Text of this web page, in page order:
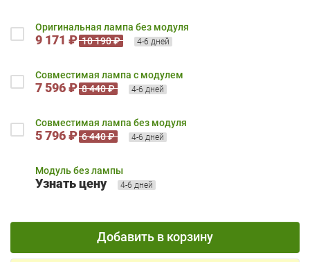
Оригинальная лампа без модуля
9 171 ₽ 10 190 ₽ 4-6 дней
Совместимая лампа с модулем
7 596 ₽ 8 440 ₽ 4-6 дней
Совместимая лампа без модуля
5 796 ₽ 6 440 ₽ 4-6 дней
Модуль без лампы
Узнать цену 4-6 дней
Добавить в корзину